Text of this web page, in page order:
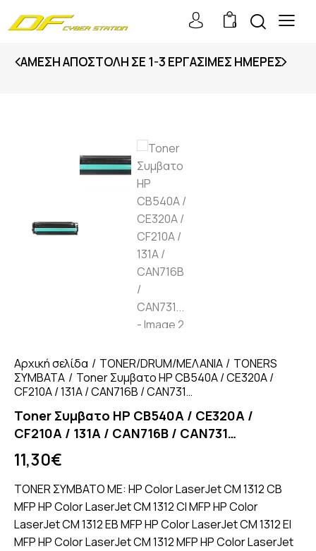
0
ΆΜΕΣΗ ΑΠΟΣΤΟΛΉ ΣΕ 1-3 ΕΡΓΆΣΙΜΕΣ ΗΜΈΡΕΣ
Αρχική σελίδα TONER/DRUM/ΜΕΛΑΝΙΑ
TONERS
ΣΥΜΒΑΤΑ
Toner Συμβατο HP CB540A / CE320A /
CF210A / 131A / CAN716B / CAN731…
Toner Συμβατο HP CB540A / CE320A /
CF210A / 131A / CAN716B / CAN731…
11,30€
TONER ΣΥΜΒΑΤΟ ΜΕ: HP Color LaserJet CM 1312 CB
MFP HP Color LaserJet CM 1312 CI MFP HP Color
LaserJet CM 1312 EB MFP HP Color LaserJet CM 1312 EI
MFP HP Color LaserJet CM 1312 MFP HP Color LaserJet